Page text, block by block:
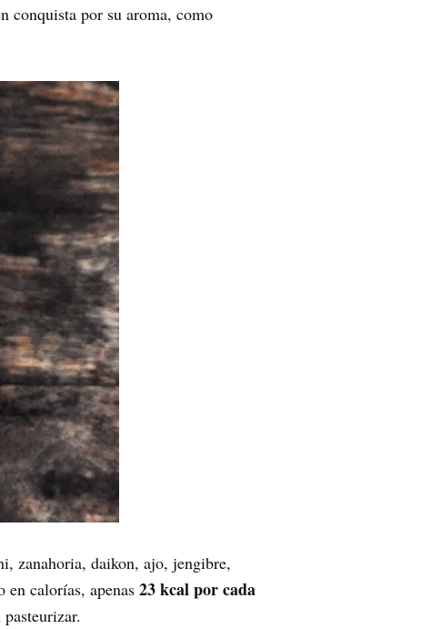
conquista por su aroma, como
zanahoria, daikon, ajo, jengibre,
en calorías, apenas 23 kcal por cada